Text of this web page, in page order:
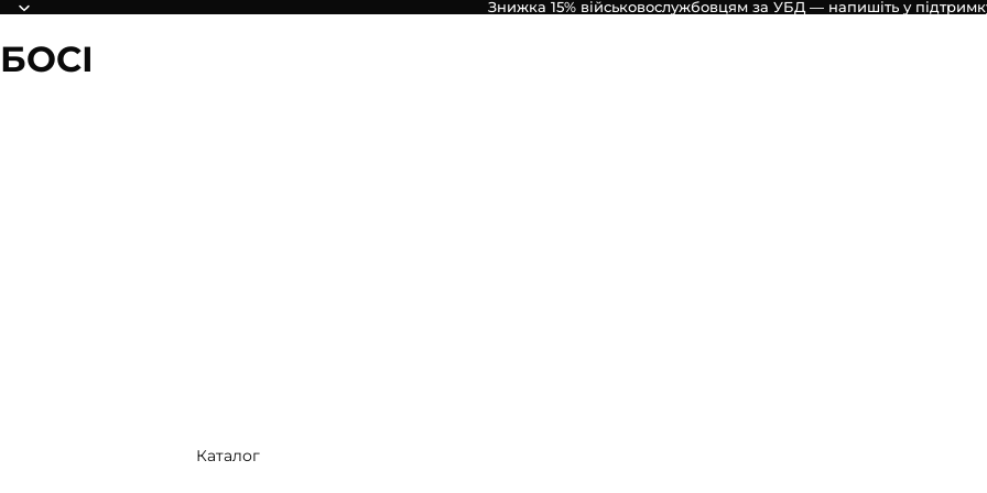
Знижка 15% військовослужбовцям за УБД — напишіть у
БОСІ
Каталог